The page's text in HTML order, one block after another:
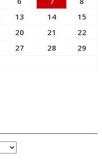
13 14
15
20 21
22
27 28
29